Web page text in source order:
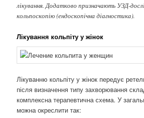
лікування. Додатково призначають УЗД-
кольпоскопію (ендоскопічна діагностика).
Лікування кольпіту у жінок
Лікуванню кольпіту у жінок передує
після визначення типу захворювання
комплексна терапевтична схема. У
можна окреслити так: